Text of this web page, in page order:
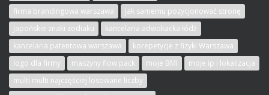
firma brandingowa warszawa
jak samemu pozycjonować stronę
Japońskie znaki zodiaku
kancelaria adwokacka łódź
kancelaria patentowa warszawa
korepetycje z fizyki Warszawa
logo dla firmy
maszyny flow pack moje BMI
moje ip i lokalizacja
multi multi najczęściej losowane liczby